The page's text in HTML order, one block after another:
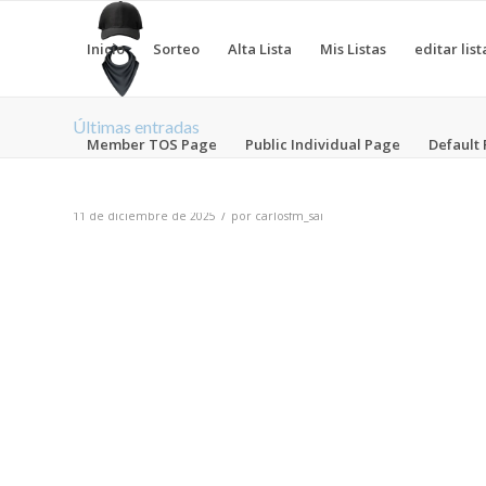
Inicio Sorteo Alta Lista Mis Listas editar
Member TOS Page Public Individual Page Default
Últimas entradas
11 de diciembre de 2025 / por carlosfm_sai